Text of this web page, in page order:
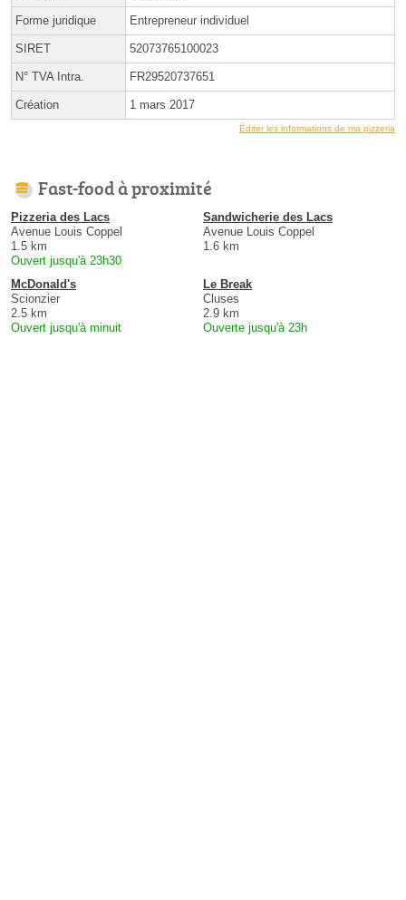
Forme juridique Entrepreneur individuel
SIRET 52073765100023
N° TVA Intra. FR29520737651
Création 1 mars 2017
Éditer les informations de ma pizzeria
Fast-food à proximité
Pizzeria des Lacs
Avenue Louis Coppel
1.5 km
Ouvert jusqu'à 23h30
Sandwicherie des Lacs
Avenue Louis Coppel
1.6 km
McDonald's
Scionzier
2.5 km
Ouvert jusqu'à minuit
Le Break
Cluses
2.9 km
Ouverte jusqu'à 23h